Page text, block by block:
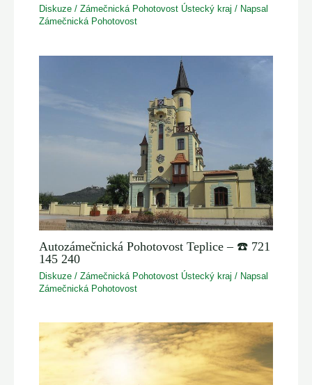
Diskuze /Zámečnická Pohotovost Ústecký kraj / Napsal
Zámečnická Pohotovost
Autozámečnická Pohotovost Teplice – ☎️ 721
145 240
Diskuze /Zámečnická Pohotovost Ústecký kraj / Napsal
Zámečnická Pohotovost